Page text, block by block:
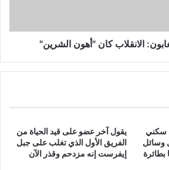
الانقلاب كان "أهون الشرين"
سكني
وسائل
بطائرة
يقول آخر عضو على قيد الحياة من
الفريق الأول الذي تغلب على جبل
إيفرست إنه مزدحم وقذر الآن